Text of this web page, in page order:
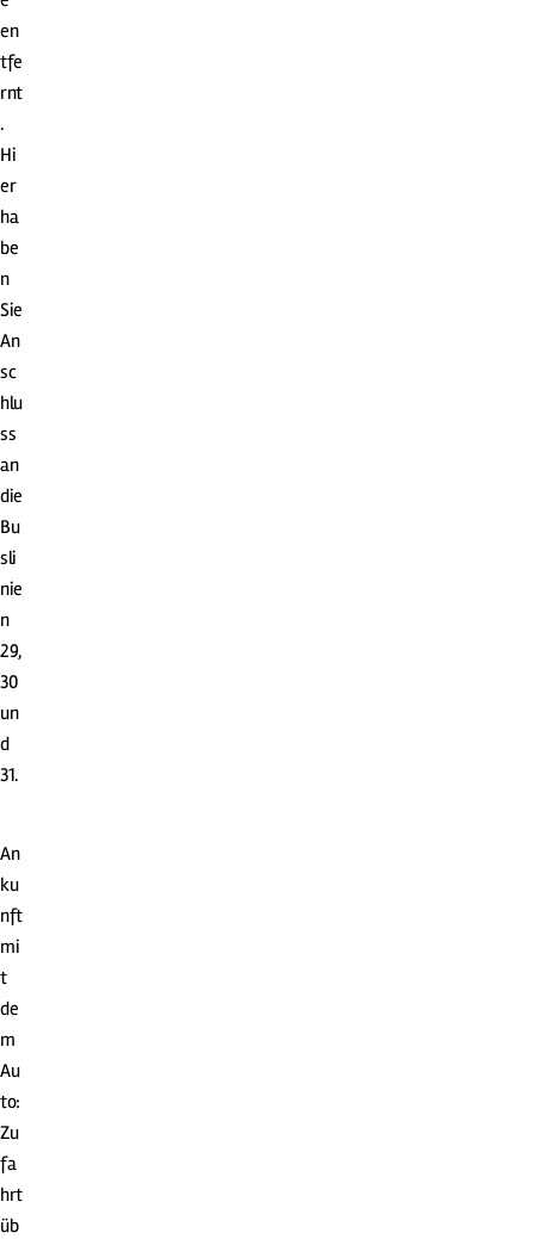
en
tfe
rnt
.
Hi
er
ha
be
n
Sie
An
sc
hlu
ss
an
die
Bu
sli
nie
n
29,
30
un
d
31.
An
ku
nft
mi
t
de
m
Au
to:
Zu
fa
hrt
üb